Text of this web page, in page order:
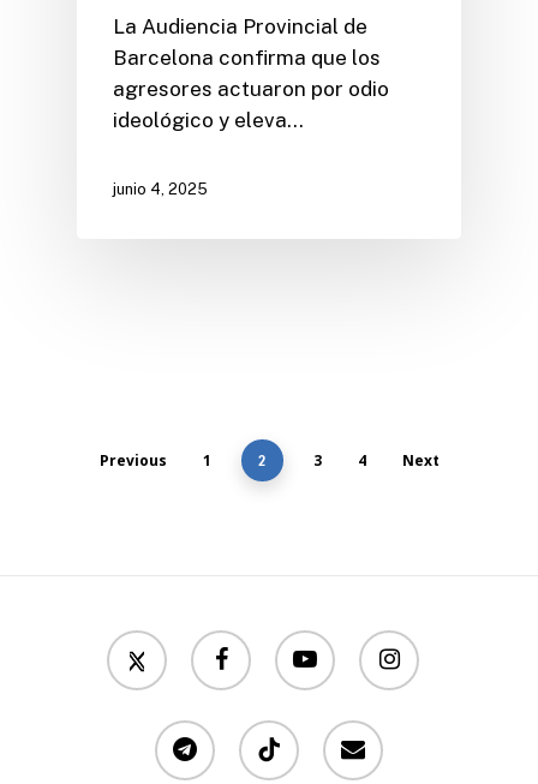
La Audiencia Provincial de
Barcelona confirma que los
agresores actuaron por odio
ideológico y eleva…
junio 4, 2025
Previous 1 2 3 4 Next
twitter facebook youtube instagram
telegram tiktok email